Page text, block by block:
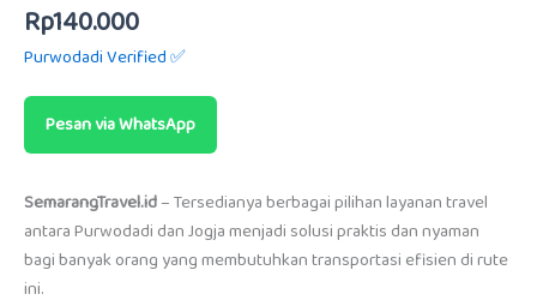
5.00dari
5
berdasarkan
penilaian
Rp140.000
Purwodadi Verified ✅
Pesan via WhatsApp
SemarangTravel.id– Tersedianya berbagai pilihan layanan travel
antara Purwodadi dan Jogja menjadi solusi praktis dan nyaman
bagi banyak orang yang membutuhkan transportasi efisien di rute
ini.